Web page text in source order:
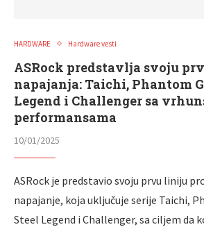
HARDWARE Hardware vesti
ASRock predstavlja svoju
napajanja: Taichi, Phantom
Legend i Challenger sa
performansama
10/01/2025
ASRock je predstavio svoju prvu liniju
napajanje, koja uključuje serije Taichi,
Steel Legend i Challenger, sa ciljem da